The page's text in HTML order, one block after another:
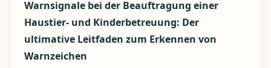
Warnsignale bei der Beauftragung einer
Haustier- und Kinderbetreuung: Der
ultimative Leitfaden zum Erkennen von
Warnzeichen